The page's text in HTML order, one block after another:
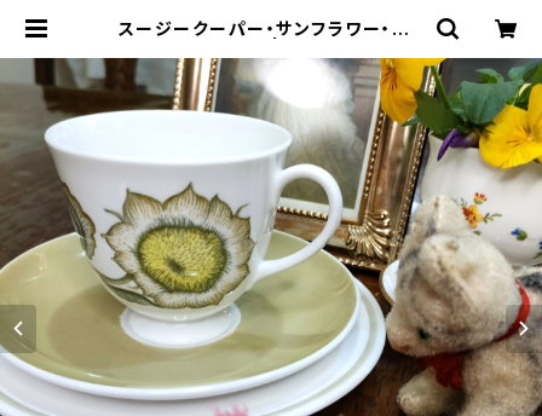
スージークーパー・サンフラワー・トリ
Nonno：スージークーパー・サルグミ
ンヌなど、アンティーク・ライフを提案！